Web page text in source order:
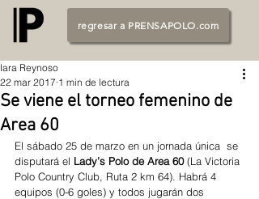
regresar a PRENSAPOLO.com
Se viene el torneo femenino de
Area 60
Iara Reynoso
22 mar 2017 1 min de lectura
El sábado 25 de marzo en un jornada única  se
disputará el Lady’s Polo de Area 60 (La Victoria
Polo Country Club, Ruta 2 km 64). Habrá 4
equipos (0-6 goles) y todos jugarán dos